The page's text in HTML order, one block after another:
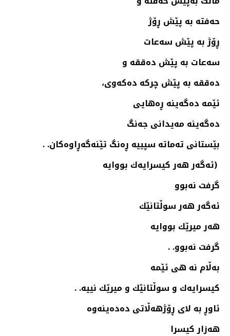
حه‌فته‌ به‌ پێش ڕۆژ
ڕۆژ به‌ پێش سه‌عات
سه‌عات به‌ پێش ده‌ققه‌ و
ده‌ققه‌ به‌ پێش چركه‌ ده‌كه‌وی،
ئێمه‌ ده‌گه‌ینه‌ ڕه‌هایی
ده‌گه‌ینه‌ مه‌یدانی جه‌نگ
بێستانی ته‌ماته‌ سپییه‌ ڕه‌نگ تێنه‌گه‌ڕاوه‌كان. .
(ئه‌گه‌ر هه‌ر كیسرایه‌ك بووایه‌
گرفت نه‌بوو
ئه‌گه‌ر هه‌ر سوڵتانێك
هه‌ر میرێك بووایه‌
گرفت نه‌بوو. .
به‌ڵام نه‌ هی ئێمه‌
كیسرایه‌ك و سوڵتانێك و میرێك نییه‌. .
ئاوڕ به‌ لای ڕۆژهه‌ڵاتی ده‌ده‌ینه‌وه‌
هه‌زار كیسرا